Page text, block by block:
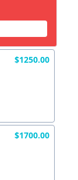
$1250.00
$1700.00